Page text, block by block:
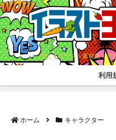
使えるイラスト素材集！普
利用
ホーム キャラクター